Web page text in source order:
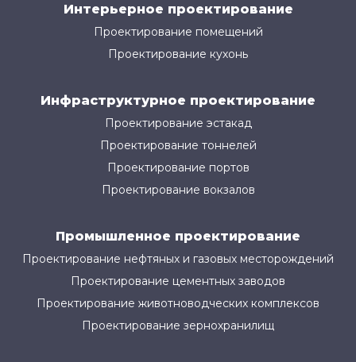
Интерьерное проектирование
Проектирование помещений
Проектирование кухонь
Инфраструктурное проектирование
Проектирование эстакад
Проектирование тоннелей
Проектирование портов
Проектирование вокзалов
Промышленное проектирование
Проектирование нефтяных и газовых месторождений
Проектирование цементных заводов
Проектирование животноводческих комплексов
Проектирование зернохранилищ